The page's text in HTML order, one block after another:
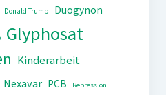
Donald Trump
Duogynon
Glyphosat
Kinderarbeit
Nexavar PCB Repression